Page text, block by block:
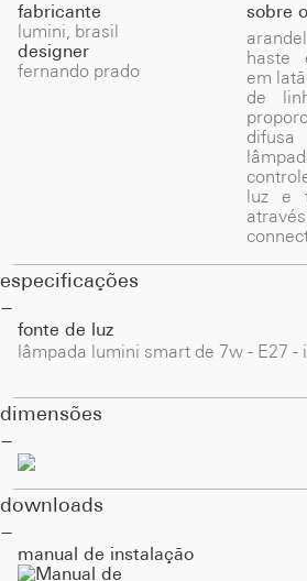
fabricante
lumini, brasil
designer
fernando prado
sobre
haste
em
de
difusa
luz e
especificações
fonte de luz
lâmpada lumini smart de 7w - E27 -
dimensões
downloads
manual de instalação